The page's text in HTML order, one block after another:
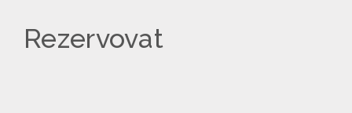
Rezervovat